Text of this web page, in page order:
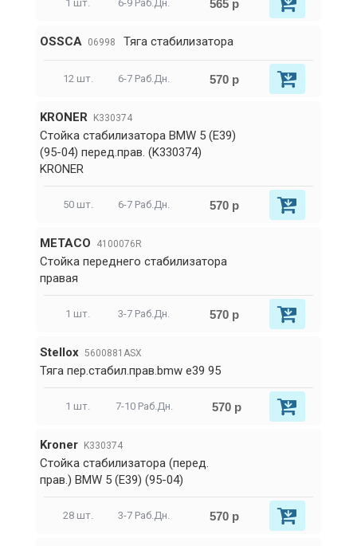
1 шт. 6-9 Раб.Дн. 565 р
OSSCA 06998 Тяга стабилизатора
12 шт. 6-7 Раб.Дн. 570 р
KRONER K330374
Стойка стабилизатора BMW 5 (E39)
(95-04) перед.прав. (K330374)
KRONER
50 шт. 6-7 Раб.Дн. 570 р
METACO 4100076R
Стойка переднего стабилизатора
правая
1 шт. 3-7 Раб.Дн. 570 р
Stellox 5600881ASX
Тяга пер.стабил.прав.bmw e39 95
1 шт. 7-10 Раб.Дн. 570 р
Kroner K330374
Стойка стабилизатора (перед.
прав.) BMW 5 (E39) (95-04)
28 шт. 3-7 Раб.Дн. 570 р